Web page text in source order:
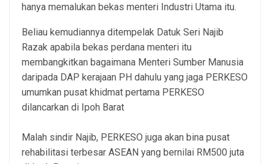
hanya memalukan bekas menteri Industri Utama itu.
Beliau kemudiannya ditempelak Datuk Seri Najib
Razak apabila bekas perdana menteri itu
membangkitkan bagaimana Menteri Sumber Manusia
daripada DAP kerajaan PH dahulu yang jaga PERKESO
umumkan pusat khidmat pertama PERKESO
dilancarkan di Ipoh Barat
Malah sindir Najib, PERKESO juga akan bina pusat
rehabilitasi terbesar ASEAN yang bernilai RM500 juta